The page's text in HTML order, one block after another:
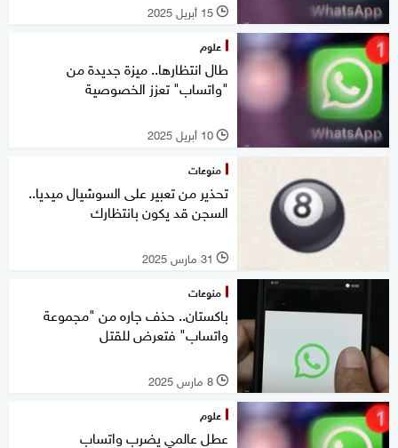
l 15 أبريل 2025
علوم
طال انتظارها.. ميزة جديدة من
"واتساب" تعزز الخصوصية
l 10 أبريل 2025
منوعات
تحذير من تعبير على السوشيال ميديا..
السجن قد يكون بانتظارك
l 31 مارس 2025
منوعات
باكستان.. حذف جاره من "مجموعة
واتساب" فتعرض للقتل
l 8 مارس 2025
علوم
عطل عالمي يضرب واتساب